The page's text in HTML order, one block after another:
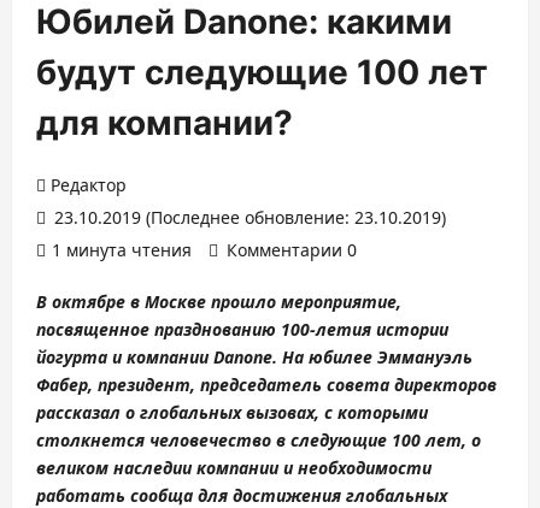
Юбилей Danone: какими
будут следующие 100 лет
для компании?
Редактор
23.10.2019 (Последнее обновление: 23.10.2019)
1 минута чтения
Комментарии 0
В октябре в Москве прошло мероприятие,
посвященное празднованию 100-летия истории
йогурта и компании Danone. На юбилее Эммануэль
Фабер, президент, председатель совета директоров
рассказал о глобальных вызовах, с которыми
столкнется человечество в следующие 100 лет, о
великом наследии компании и необходимости
работать сообща для достижения глобальных